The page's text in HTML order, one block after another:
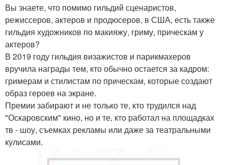
Вы знаете, что помимо гильдий сценаристов,
режиссеров, актеров и продюсеров, в США, есть также
гильдия художников по макияжу, гриму, прическам у
актеров?
В 2019 году гильдия визажистов и парикмахеров
вручила награды тем, кто обычно остается за кадром:
гримерам и стилистам по прическам, которые создают
образ героев на экране.
Премии забирают и не только те, кто трудился над
"Оскаровским" кино, но и те, кто работал на площадках
тв - шоу, съемках рекламы или даже за театральными
кулисами.